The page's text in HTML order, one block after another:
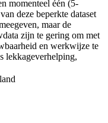
momenteel één (5-
deze beperkte dataset
maar de
zijn te gering om met
en werkwijze te
lekkageverhelping,